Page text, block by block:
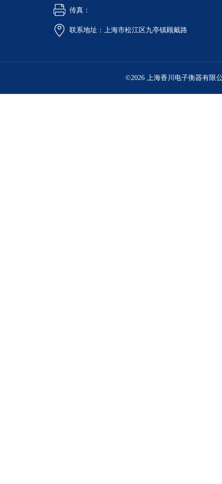
传真：
联系地址：上海市松江区九亭镇顾戴路
©2026 上海香川电子衡器有限